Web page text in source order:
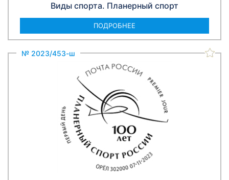
Виды спорта. Планерный спорт
ПОДРОБНЕЕ
№ 2023/453-ш